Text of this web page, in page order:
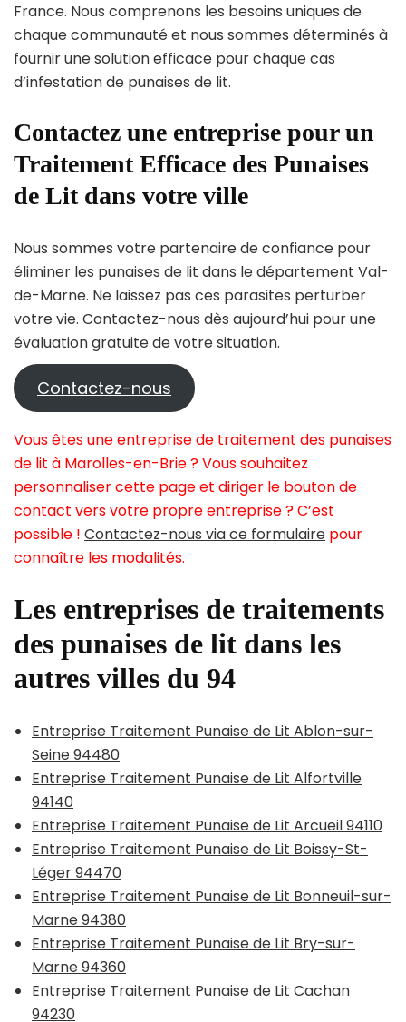
France. Nous comprenons les besoins uniques de
chaque communauté et nous sommes déterminés à
fournir une solution efficace pour chaque cas
d’infestation de punaises de lit.
Contactez une entreprise pour un
Traitement Efficace des Punaises
de Lit dans votre ville
Nous sommes votre partenaire de confiance pour
éliminer les punaises de lit dans le département Val-
de-Marne. Ne laissez pas ces parasites perturber
votre vie. Contactez-nous dès aujourd’hui pour une
évaluation gratuite de votre situation.
Contactez-nous
Vous êtes une entreprise de traitement des punaises
de lit à Marolles-en-Brie ? Vous souhaitez
personnaliser cette page et diriger le bouton de
contact vers votre propre entreprise ? C’est
possible ! Contactez-nous via ce formulaire pour
connaître les modalités.
Les entreprises de traitements
des punaises de lit dans les
autres villes du 94
Entreprise Traitement Punaise de Lit Ablon-sur-
Seine 94480
Entreprise Traitement Punaise de Lit Alfortville
94140
Entreprise Traitement Punaise de Lit Arcueil 94110
Entreprise Traitement Punaise de Lit Boissy-St-
Léger 94470
Entreprise Traitement Punaise de Lit Bonneuil-sur-
Marne 94380
Entreprise Traitement Punaise de Lit Bry-sur-
Marne 94360
Entreprise Traitement Punaise de Lit Cachan
94230